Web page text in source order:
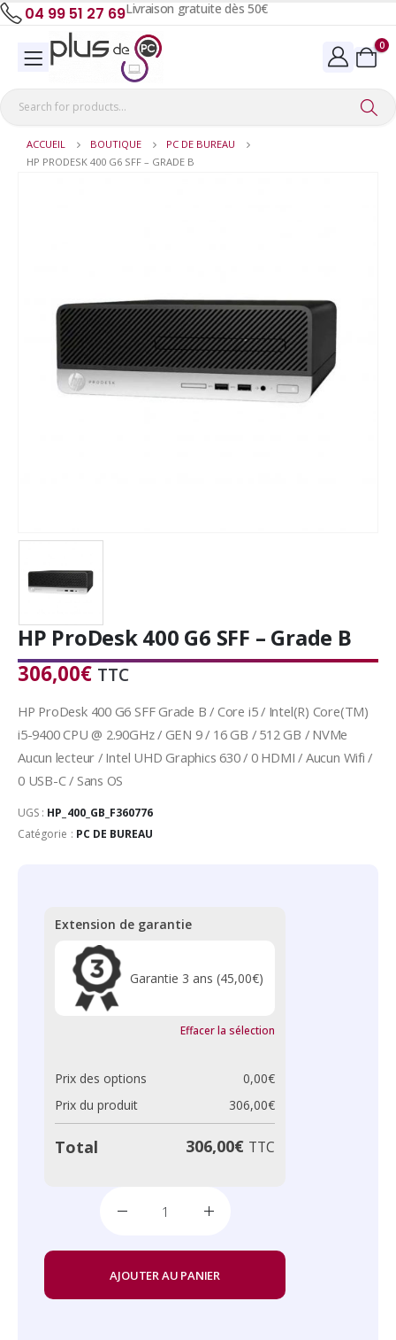
04 99 51 27 69Livraison gratuite dès 50€
0
ACCUEIL BOUTIQUE
PC DE BUREAU
HP PRODESK 400 G6 SFF – GRADE B
HP ProDesk 400 G6 SFF – Grade B
306,00€ TTC
HP ProDesk 400 G6 SFF Grade B / Core i5 / Intel(R) Core(TM)
i5-9400 CPU @ 2.90GHz / GEN 9 / 16 GB / 512 GB / NVMe
Aucun lecteur / Intel UHD Graphics 630 / 0 HDMI / Aucun Wifi /
0 USB-C / Sans OS
UGS : HP_400_GB_F360776
Catégorie : PC DE BUREAU
Extension de garantie
Garantie 3 ans (45,00€)
Effacer la sélection
Prix des options 0,00€
Prix du produit
306,00€
Total 306,00€ TTC
AJOUTER AU PANIER